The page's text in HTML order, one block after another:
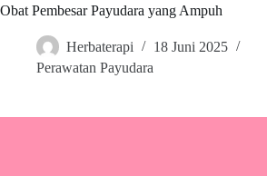
Obat Pembesar Payudara yang Ampuh
Herbaterapi
18 Juni 2025
Perawatan Payudara